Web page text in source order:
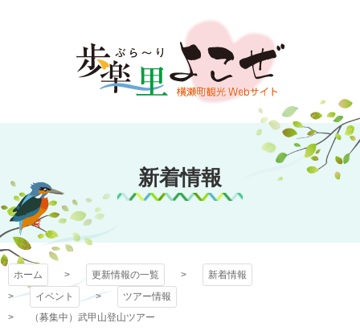
文
キ
プ
歩楽～里（ぶら～
り）よこぜ
新着情報
ホーム 更新情報の一覧
新着情報
イベント
ツアー情報
（募集中）武甲山登山ツアー